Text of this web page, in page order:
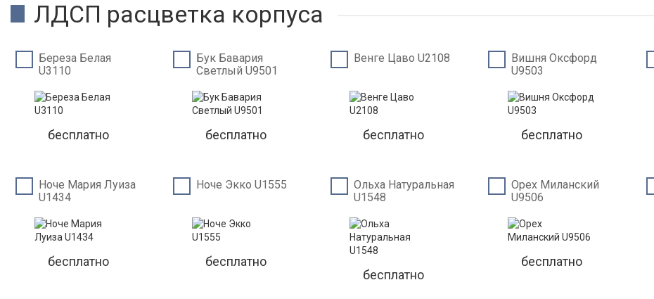
ЛДСП расцветка корпуса
Береза Белая
U3110
бесплатно
Бук Бавария
Светлый U9501
бесплатно
Венге Цаво U2108
бесплатно
Вишня Оксфорд
U9503
бесплатно
Ноче Мария Луиза
U1434
бесплатно
Ноче Экко U1555
бесплатно
Ольха Натуральная
U1548
бесплатно
Орех Миланский
U9506
бесплатно